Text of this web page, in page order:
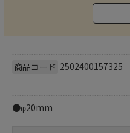
商品コード 2502400157325
●φ20mm